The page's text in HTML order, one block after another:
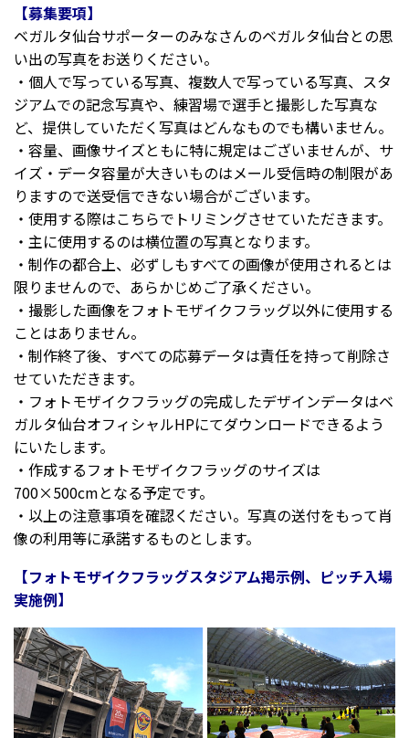
【募集要項】
ベガルタ仙台サポーターのみなさんのベガルタ仙台との思
い出の写真をお送りください。
・個人で写っている写真、複数人で写っている写真、スタ
ジアムでの記念写真や、練習場で選手と撮影した写真な
ど、提供していただく写真はどんなものでも構いません。
・容量、画像サイズともに特に規定はございませんが、サ
イズ・データ容量が大きいものはメール受信時の制限があ
りますので送受信できない場合がございます。
・使用する際はこちらでトリミングさせていただきます。
・主に使用するのは横位置の写真となります。
・制作の都合上、必ずしもすべての画像が使用されるとは
限りませんので、あらかじめご了承ください。
・撮影した画像をフォトモザイクフラッグ以外に使用する
ことはありません。
・制作終了後、すべての応募データは責任を持って削除さ
せていただきます。
・フォトモザイクフラッグの完成したデザインデータはベ
ガルタ仙台オフィシャルHPにてダウンロードできるよう
にいたします。
・作成するフォトモザイクフラッグのサイズは
700×500cmとなる予定です。
・以上の注意事項を確認ください。写真の送付をもって肖
像の利用等に承諾するものとします。
【フォトモザイクフラッグスタジアム掲示例、ピッチ入場
実施例】